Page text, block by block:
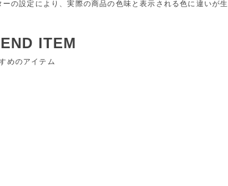
設定により、実際の商品の色味と表示される色に違いが
ITEM
めのアイテム